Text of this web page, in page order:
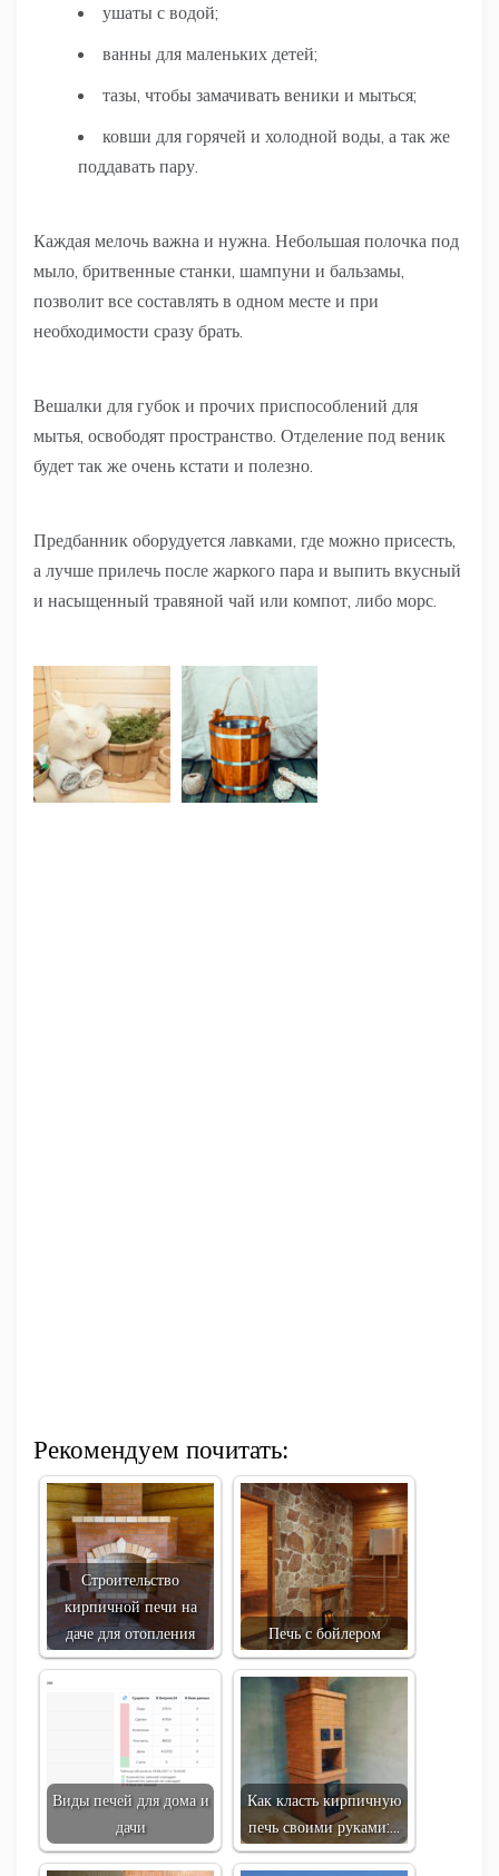
ушаты с водой;
ванны для маленьких детей;
тазы, чтобы замачивать веники и мыться;
ковши для горячей и холодной воды, а так же
поддавать пару.
Каждая мелочь важна и нужна. Небольшая полочка под
мыло, бритвенные станки, шампуни и бальзамы,
позволит все составлять в одном месте и при
необходимости сразу брать.
Вешалки для губок и прочих приспособлений для
мытья, освободят пространство. Отделение под веник
будет так же очень кстати и полезно.
Предбанник оборудуется лавками, где можно присесть,
а лучше прилечь после жаркого пара и выпить вкусный
и насыщенный травяной чай или компот, либо морс.
Рекомендуем почитать:
Строительство
кирпичной печи на
даче для отопления
Печь с бойлером
Виды печей для дома и
дачи
Как класть кирпичную
печь своими руками:…